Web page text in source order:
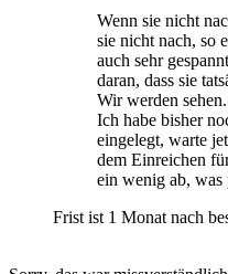
Wenn sie nicht
sie nicht nach, so
auch sehr
daran, dass sie
Wir werden
Ich habe bisher
eingelegt, warte
dem Einreichen
ein wenig ab, was
Frist ist 1 Monat nach